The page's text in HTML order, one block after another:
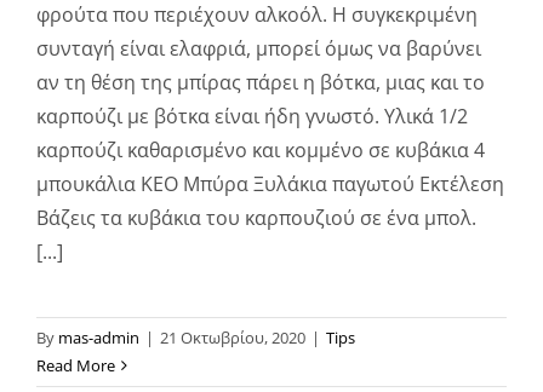
φρούτα που περιέχουν αλκοόλ. Η συγκεκριμένη
συνταγή είναι ελαφριά, μπορεί όμως να βαρύνει
αν τη θέση της μπίρας πάρει η βότκα, μιας και το
καρπούζι με βότκα είναι ήδη γνωστό. Υλικά 1/2
καρπούζι καθαρισμένο και κομμένο σε κυβάκια 4
μπουκάλια KEO Μπύρα Ξυλάκια παγωτού Eκτέλεση
Βάζεις τα κυβάκια του καρπουζιού σε ένα μπολ.
[...]
By mas-admin | 21 Οκτωβρίου, 2020 | Tips
Read More